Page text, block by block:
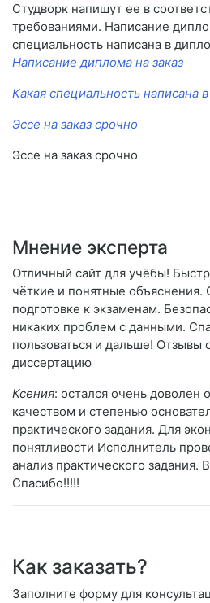
Студворк напишут ее в
требованиями. Написание
специальность написана в
Написание диплома на заказ
Какая специальность написана
Эссе на заказ срочно
Эссе на заказ срочно
Мнение эксперта
Отличный сайт для учёбы!
чёткие и понятные объяснения.
подготовке к экзаменам.
никаких проблем с данными.
пользоваться и дальше! Отзывы
диссертацию
Ксения: остался очень доволен
качеством и степенью
практического задания. Для
понятливости Исполнитель
анализ практического задания.
Спасибо!!!!!
Как заказать?
Заполните форму для